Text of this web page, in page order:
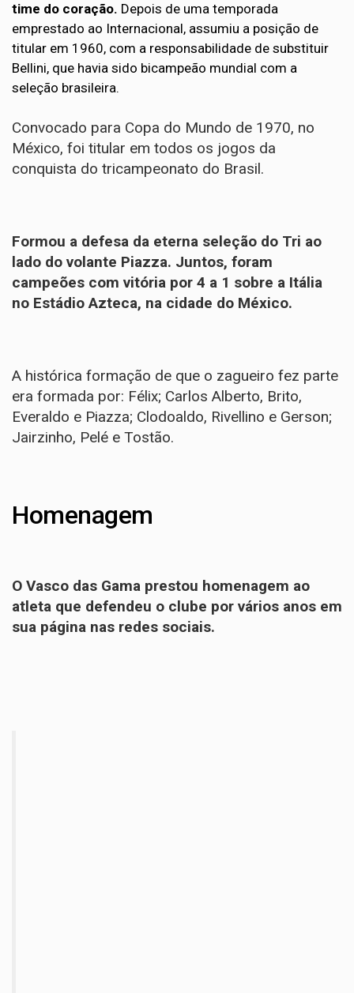
time do coração. Depois de uma temporada
emprestado ao Internacional, assumiu a posição de
titular em 1960, com a responsabilidade de substituir
Bellini, que havia sido bicampeão mundial com a
seleção brasileira.
Convocado para Copa do Mundo de 1970, no
México, foi titular em todos os jogos da
conquista do tricampeonato do Brasil.
Formou a defesa da eterna seleção do Tri ao
lado do volante Piazza. Juntos, foram
campeões com vitória por 4 a 1 sobre a Itália
no Estádio Azteca, na cidade do México.
A histórica formação de que o zagueiro fez parte
era formada por: Félix; Carlos Alberto, Brito,
Everaldo e Piazza; Clodoaldo, Rivellino e Gerson;
Jairzinho, Pelé e Tostão.
Homenagem
O Vasco das Gama prestou homenagem ao
atleta que defendeu o clube por vários anos em
sua página nas redes sociais.